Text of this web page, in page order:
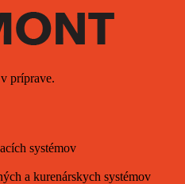
príprave.
systémov
a kurenárskych systémov